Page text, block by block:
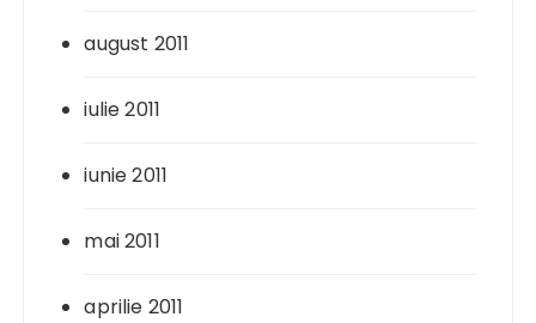
august 2011
iulie 2011
iunie 2011
mai 2011
aprilie 2011